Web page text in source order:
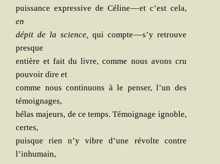
puis­sance expres­sive de Céline — et c’est cela,
en
dépit de la science, qui compte — s’y retrouve
presque
entière et fait du livre, comme nous avons cru
pou­voir dire et
comme nous conti­nuons à le pen­ser, l’un des
témoignages,
hélas majeurs, de ce temps. Témoi­gnage ignoble,
certes,
puisque rien n’y vibre d’une révolte contre
l’inhumain,